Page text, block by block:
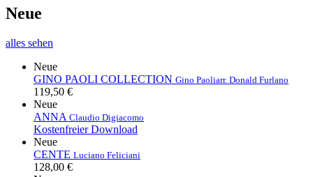
Neue
alles sehen
Neue
GINO PAOLI COLLECTION Gino Paoliarr. Donald Furlano
119,50 €
Neue
ANNA Claudio Digiacomo
Kostenfreier Download
Neue
CENTE Luciano Feliciani
128,00 €